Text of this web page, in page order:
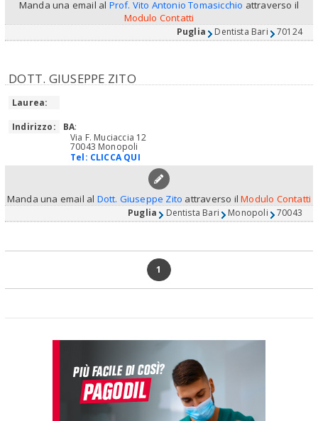
Manda una email al Prof. Vito Antonio Tomasicchio attraverso il
Modulo Contatti
Puglia Dentista Bari 70124
DOTT. GIUSEPPE ZITO
Laurea:
Indirizzo:
BA:
Via F. Muciaccia 12
70043 Monopoli
Tel: CLICCA QUI
Manda una email al Dott. Giuseppe Zito attraverso ilModulo Contatti
Puglia Dentista Bari Monopoli 70043
1